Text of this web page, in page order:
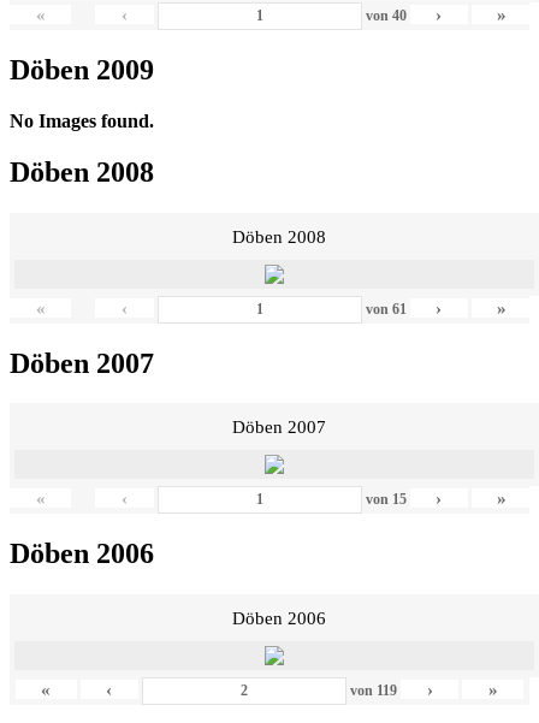
« ‹ von 40 › »
Döben 2009
No Images found.
Döben 2008
Döben 2008
« ‹ von 61 › »
Döben 2007
Döben 2007
« ‹ von 15 › »
Döben 2006
Döben 2006
« ‹ von 119 › »